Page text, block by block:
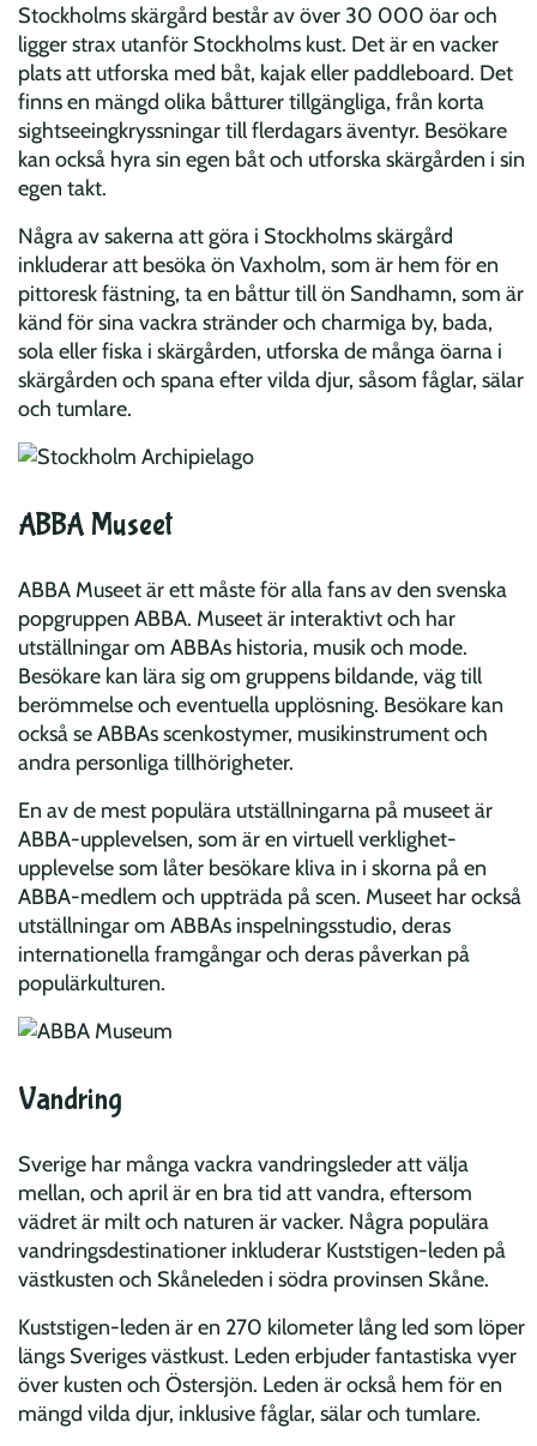
Stockholms skärgård består av över 30 000 öar och
ligger strax utanför Stockholms kust. Det är en vacker
plats att utforska med båt, kajak eller paddleboard. Det
finns en mängd olika båtturer tillgängliga, från korta
sightseeingkryssningar till flerdagars äventyr. Besökare
kan också hyra sin egen båt och utforska skärgården i sin
egen takt.
Några av sakerna att göra i Stockholms skärgård
inkluderar att besöka ön Vaxholm, som är hem för en
pittoresk fästning, ta en båttur till ön Sandhamn, som är
känd för sina vackra stränder och charmiga by, bada,
sola eller fiska i skärgården, utforska de många öarna i
skärgården och spana efter vilda djur, såsom fåglar, sälar
och tumlare.
ABBA Museet
ABBA Museet är ett måste för alla fans av den svenska
popgruppen ABBA. Museet är interaktivt och har
utställningar om ABBAs historia, musik och mode.
Besökare kan lära sig om gruppens bildande, väg till
berömmelse och eventuella upplösning. Besökare kan
också se ABBAs scenkostymer, musikinstrument och
andra personliga tillhörigheter.
En av de mest populära utställningarna på museet är
ABBA-upplevelsen, som är en virtuell verklighet-
upplevelse som låter besökare kliva in i skorna på en
ABBA-medlem och uppträda på scen. Museet har också
utställningar om ABBAs inspelningsstudio, deras
internationella framgångar och deras påverkan på
populärkulturen.
Vandring
Sverige har många vackra vandringsleder att välja
mellan, och april är en bra tid att vandra, eftersom
vädret är milt och naturen är vacker. Några populära
vandringsdestinationer inkluderar Kuststigen-leden på
västkusten och Skåneleden i södra provinsen Skåne.
Kuststigen-leden är en 270 kilometer lång led som löper
längs Sveriges västkust. Leden erbjuder fantastiska vyer
över kusten och Östersjön. Leden är också hem för en
mängd vilda djur, inklusive fåglar, sälar och tumlare.